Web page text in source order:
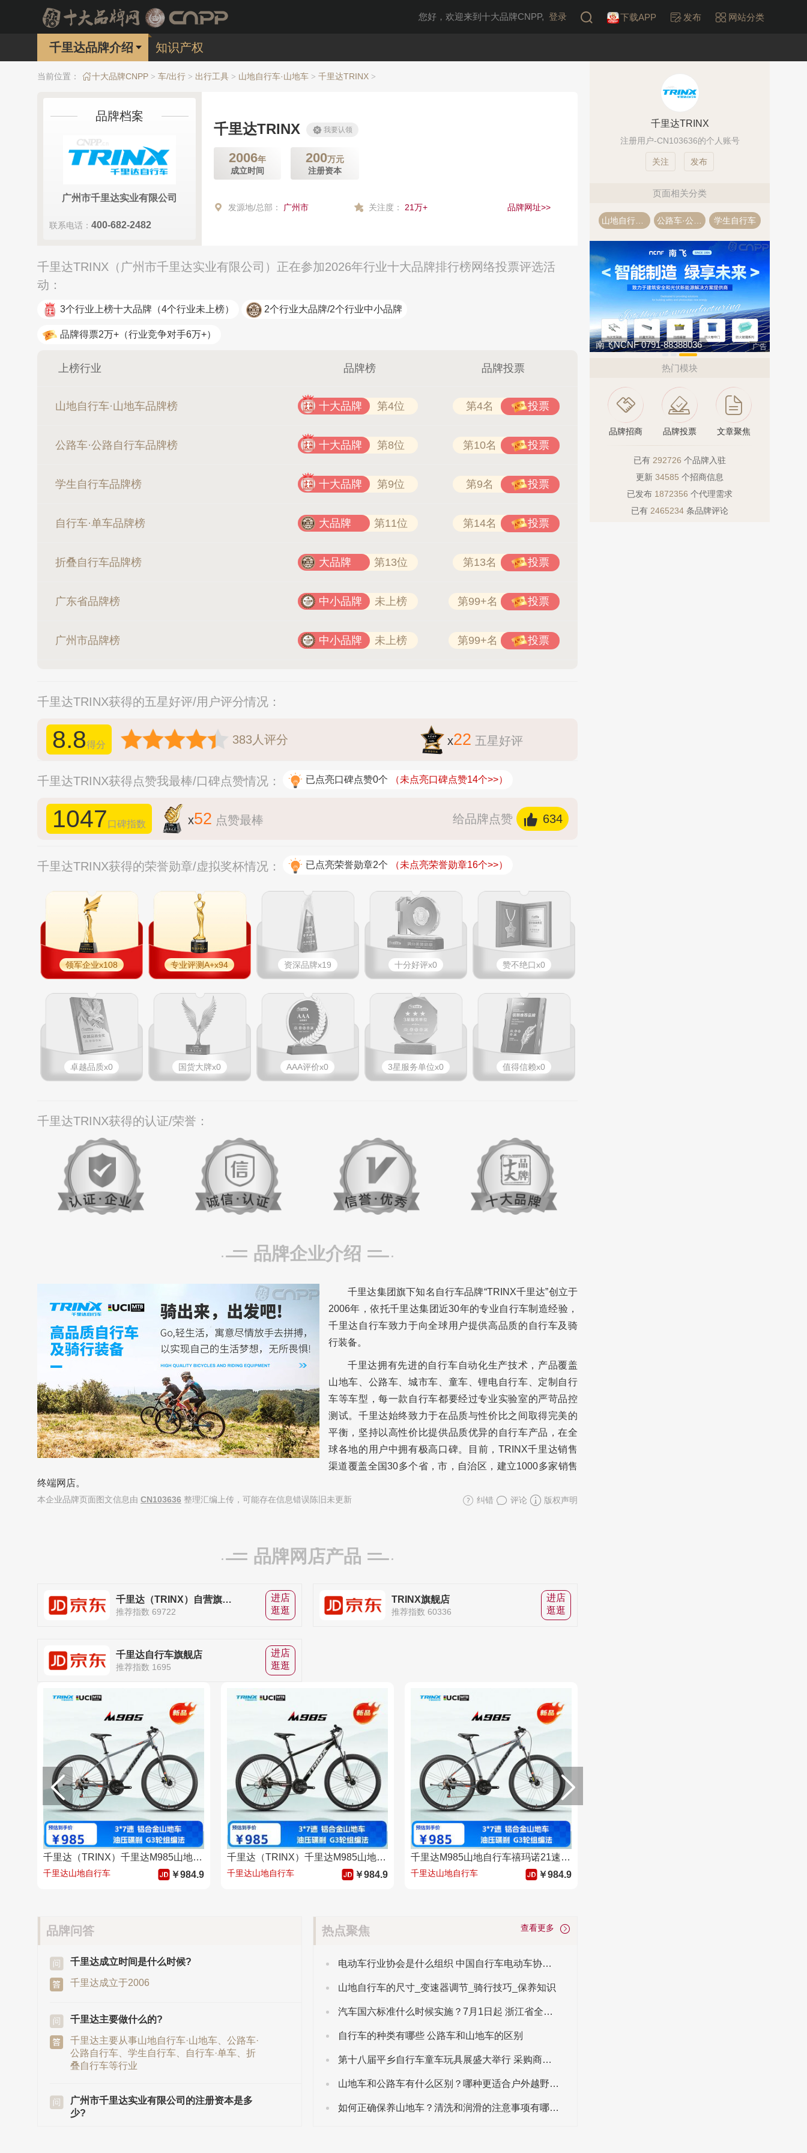
您好，欢迎来到十大品牌CNPP, 登录 下载APP 发布 网站分类
千里达品牌介绍 知识产权
当前位置： 十大品牌CNPP > 车/出行 > 出行工具 > 山地自行车·山地车 > 千里达TRINX >
品牌档案
广州市千里达实业有限公司
联系电话： 400-682-2482
千里达TRINX 我要认领
2006年
成立时间
200万元
注册资本
发源地/总部： 广州市 关注度： 21万+ 品牌网址>>
千里达TRINX（广州市千里达实业有限公司）正在参加2026年行业十大品牌排行榜网络投票评选活
动：
3个行业上榜十大品牌 （4个行业未上榜） 2个行业大品牌/2个行业中小品牌
品牌得票2万+ （行业竞争对手6万+）
上榜行业 品牌榜 品牌投票
山地自行车·山地车品牌榜 十大品牌 第4位 第4名 投票
公路车·公路自行车品牌榜 十大品牌 第8位 第10名 投票
学生自行车品牌榜 十大品牌 第9位 第9名 投票
自行车·单车品牌榜 大品牌 第11位 第14名 投票
折叠自行车品牌榜 大品牌 第13位 第13名 投票
广东省品牌榜 中小品牌 未上榜 第99+名 投票
广州市品牌榜 中小品牌 未上榜 第99+名 投票
千里达TRINX获得的五星好评/用户评分情况：
8.8得分 383人评分 x22 五星好评
千里达TRINX获得点赞我最棒/口碑点赞情况： 已点亮口碑点赞0个 （未点亮口碑点赞14个>>）
1047口碑指数 x52 点赞最棒 给品牌点赞 634
千里达TRINX获得的荣誉勋章/虚拟奖杯情况： 已点亮荣誉勋章2个 （未点亮荣誉勋章16个>>）
领军企业x108 专业评测A+x94 资深品牌x19 十分好评x0 赞不绝口x0
卓越品质x0 国货大牌x0 AAA评价x0 3星服务单位x0 值得信赖x0
千里达TRINX获得的认证/荣誉：
品牌企业介绍
千里达集团旗下知名自行车品牌“TRINX千里达”创立于
2006年，依托千里达集团近30年的专业自行车制造经验，
千里达自行车致力于向全球用户提供高品质的自行车及骑
行装备。
千里达拥有先进的自行车自动化生产技术，产品覆盖
山地车、公路车、城市车、童车、锂电自行车、定制自行
车等车型，每一款自行车都要经过专业实验室的严苛品控
测试。千里达始终致力于在品质与性价比之间取得完美的
平衡，坚持以高性价比提供品质优异的自行车产品，在全
球各地的用户中拥有极高口碑。目前，TRINX千里达销售
渠道覆盖全国30多个省，市，自治区，建立1000多家销售
终端网店。
本企业品牌页面图文信息由 CN103636 整理汇编上传，可能存在信息错误陈旧未更新 纠错 评论 版权声明
品牌网店产品
千里达（TRINX）自营旗舰店
推荐指数 69722
进店
逛逛
TRINX旗舰店
推荐指数 60336
进店
逛逛
千里达自行车旗舰店
推荐指数 1695
进店
逛逛
千里达（TRINX）千里达M985山地自行车禧玛诺21速油压碟刹暮云灰17寸
千里达山地自行车 ￥984.9
千里达（TRINX）千里达M985山地自行车禧玛诺21速油压碟刹霞光银17寸
千里达山地自行车 ￥984.9
千里达M985山地自行车禧玛诺21速油压碟刹暮云灰15寸
千里达山地自行车 ￥984.9
品牌问答
千里达成立时间是什么时候?
千里达成立于2006
千里达主要做什么的?
千里达主要从事山地自行车·山地车、公路车·
公路自行车、学生自行车、自行车·单车、折
叠自行车等行业
广州市千里达实业有限公司的注册资本是多
少?
查看更多
热点聚焦
电动车行业协会是什么组织 中国自行车电动车协会名单
山地自行车的尺寸_变速器调节_骑行技巧_保养知识
汽车国六标准什么时候实施？7月1日起 浙江省全面实施轻型汽车“国六”排放标准
自行车的种类有哪些 公路车和山地车的区别
第十八届平乡自行车童车玩具展盛大举行 采购商意向成交额超43亿元
山地车和公路车有什么区别？哪种更适合户外越野骑行？
如何正确保养山地车？清洗和润滑的注意事项有哪些？
千里达TRINX
注册用户-CN103636的个人账号
发布
页面相关分类
学生自行车
欧陆OULU 0760-23220123 广告
热门模块
品牌招商 品牌投票 文章聚焦
已有 292726 个品牌入驻
更新 34585 个招商信息
已发布 1872356 个代理需求
已有 2465234 条品牌评论